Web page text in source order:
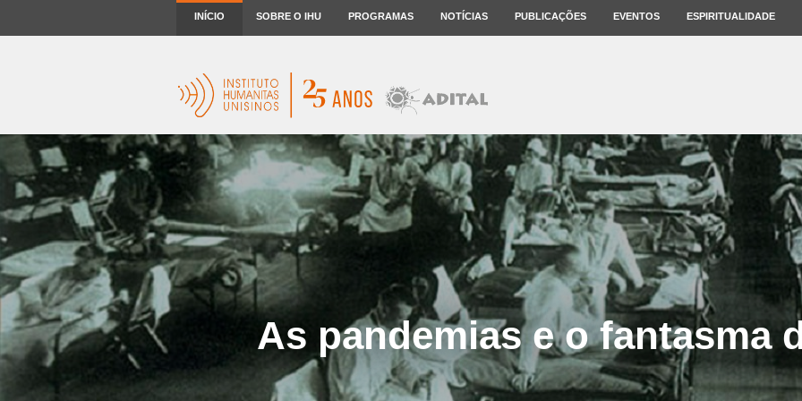
INÍCIO SOBRE O IHU PROGRAMAS NOTÍCIAS PUBLICAÇÕES EVENTOS ESPIRITUALIDADE
As pandemias e o fantasma